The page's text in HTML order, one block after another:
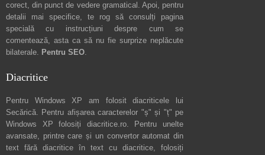
corect, din punct de vedere gramatical. Apoi, pentru
detalii mai specifice, te rog să consulți pagina
specială cu instrucțiuni despre cum se
comentează, asta ca să nu fie surprize neplăcute
bilaterale. Pentru SEO.
Diacritice
Pentru Windows XP am folosit diacriticele lui
Secărică. Pentru afișarea caracterelor "ș" și "ț" pe
Windows XP folosiți diacritice.ro. Pentru unelte
avansate, printre care și un convertor automat din
text fără diacritice în text cu diacritice, folosiți